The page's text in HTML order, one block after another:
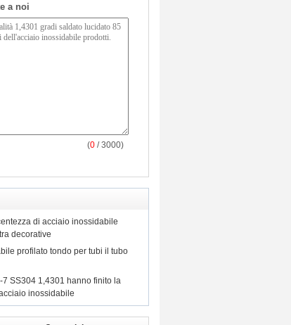
a noi
(0 / 3000)
di acciaio inossidabile
decorative
profilato tondo per tubi il tubo
SS304 1,4301 hanno finito la
inossidabile